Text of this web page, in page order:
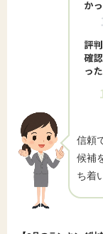
信頼
候補
ち着